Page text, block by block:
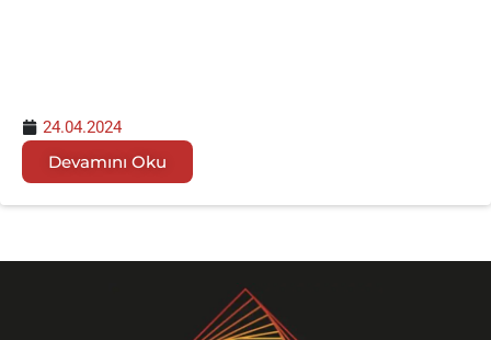
24.04.2024
Devamını Oku